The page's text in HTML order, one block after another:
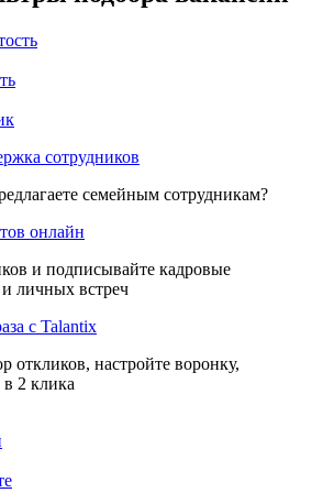
сотрудников
семейным сотрудникам?
онлайн
и подписывайте кадровые
личных встреч
с Talantix
откликов, настройте воронку,
2 клика